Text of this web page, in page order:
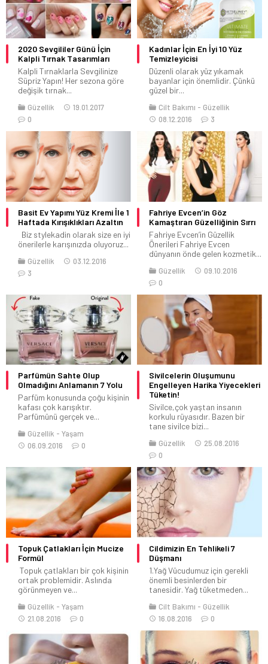
2020 Sevgililer Günü İçin
Kalpli Tırnak Tasarımları
Kalpli Tırnaklarla Sevgilinize
Süpriz Yapın! Her sezona göre
değişik tırnak...
Güzellik
19.01.2017
0
Kadınlar İçin En İyi 10 Yüz
Temizleyicisi
Düzenli olarak yüz yıkamak
bayanlar için önemlidir. Çünkü
güzel bir...
Cilt Bakımı
Güzellik
08.12.2016
3
Basit Ev Yapımı Yüz Kremi İle 1
Haftada Kırışıklıkları Azaltın
Biz stylekadin olarak size en iyi
önerilerle karışınızda oluyoruz...
Güzellik
03.12.2016
3
Fahriye Evcen’in Göz
Kamaştıran Güzelliğinin Sırrı
Fahriye Evcen’in Güzellik
Önerileri Fahriye Evcen
dünyanın önde gelen kozmetik...
Güzellik
09.10.2016
0
Parfümün Sahte Olup
Olmadığını Anlamanın 7 Yolu
Parfüm konusunda çoğu kişinin
kafası çok karışıktır.
Parfümünü gerçek ve...
Güzellik
Yaşam
06.09.2016
0
Sivilcelerin Oluşumunu
Engelleyen Harika Yiyecekleri
Tüketin!
Sivilce,çok yaştan insanın
korkulu rüyasıdır. Bazen bir
tane sivilce bizi...
Güzellik
25.08.2016
0
Topuk Çatlakları İçin Mucize
Formül
Topuk çatlakları bir çok kişinin
ortak problemidir. Aslında
görünmeyen ve...
Güzellik
Yaşam
21.08.2016
0
Cildimizin En Tehlikeli 7
Düşmanı
1.Yağ Vücudumuz için gerekli
önemli besinlerden bir
tanesidir. Yağ tüketmeden...
Cilt Bakımı
Güzellik
16.08.2016
0